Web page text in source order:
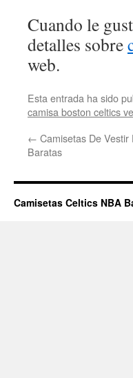
Cuando le
detalles sobre
web.
Esta entrada ha sido
camisa boston celtics
← Camisetas De
Baratas
Camisetas Celtics NBA